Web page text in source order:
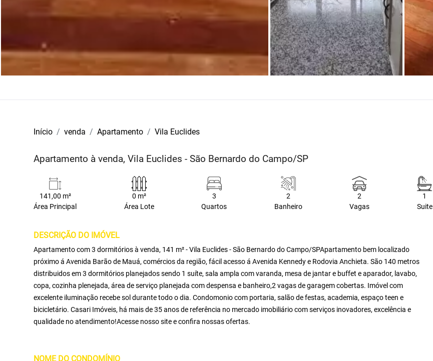
Início venda Apartamento Vila Euclides
Apartamento à venda, Vila Euclides - São Bernardo do Campo/SP
141,00 m²
Área Principal
0 m²
Área Lote
3
Quartos
2
Banheiro
2
Vagas
1
Suite
DESCRIÇÃO DO IMÓVEL
Apartamento com 3 dormitórios à venda, 141 m² - Vila Euclides - São Bernardo do Campo/SPApartamento bem localizado
próximo á Avenida Barão de Mauá, comércios da região, fácil acesso á Avenida Kennedy e Rodovia Anchieta. São 140 metros
distribuidos em 3 dormitórios planejados sendo 1 suíte, sala ampla com varanda, mesa de jantar e buffet e aparador, lavabo,
copa, cozinha plenejada, área de serviço planejada com despensa e banheiro,2 vagas de garagem cobertas. Imóvel com
excelente iluminação recebe sol durante todo o dia. Condomonio com portaria, salão de festas, academia, espaço teen e
bicicletário. Casari Imóveis, há mais de 35 anos de referência no mercado imobiliário com serviços inovadores, excelência e
qualidade no atendimento!Acesse nosso site e confira nossas ofertas.
NOME DO CONDOMÍNIO